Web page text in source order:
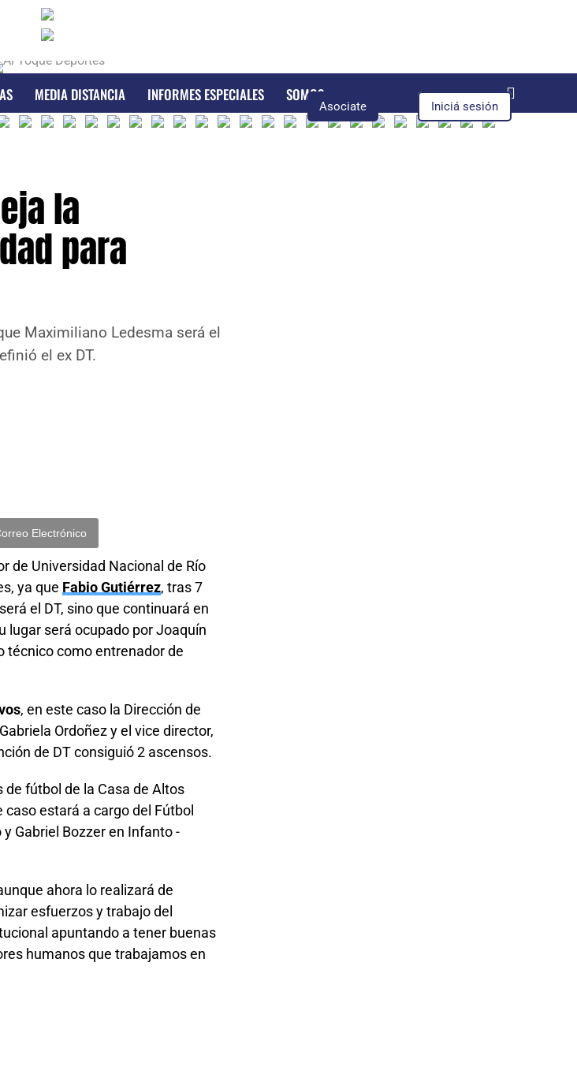
Asociate Iniciá sesión
MEDIA DISTANCIA INFORMES ESPECIALES SOMOS
la
para
Maximiliano Ledesma será el
el ex DT.
Electrónico
de Universidad Nacional de Río
ya que Fabio Gutiérrez, tras 7
el DT, sino que continuará en
lugar será ocupado por Joaquín
técnico como entrenador de
, en este caso la Dirección de
Ordoñez y el vice director,
de DT consiguió 2 ascensos.
de fútbol de la Casa de Altos
estará a cargo del Fútbol
Gabriel Bozzer en Infanto -
ahora lo realizará de
esfuerzos y trabajo del
apuntando a tener buenas
humanos que trabajamos en